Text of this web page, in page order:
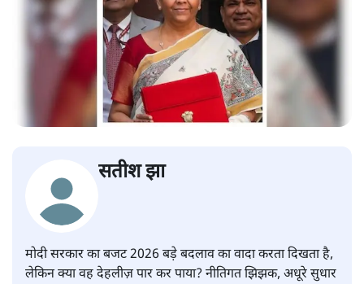
सतीश झा
मोदी सरकार का बजट 2026 बड़े बदलाव का वादा करता दिखता है,
लेकिन क्या वह देहलीज़ पार कर पाया? नीतिगत झिझक, अधूरे सुधार